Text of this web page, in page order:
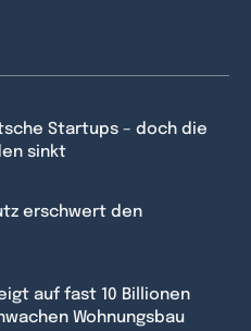
Startups – doch die
sinkt
erschwert den
auf fast 10 Billionen
Wohnungsbau